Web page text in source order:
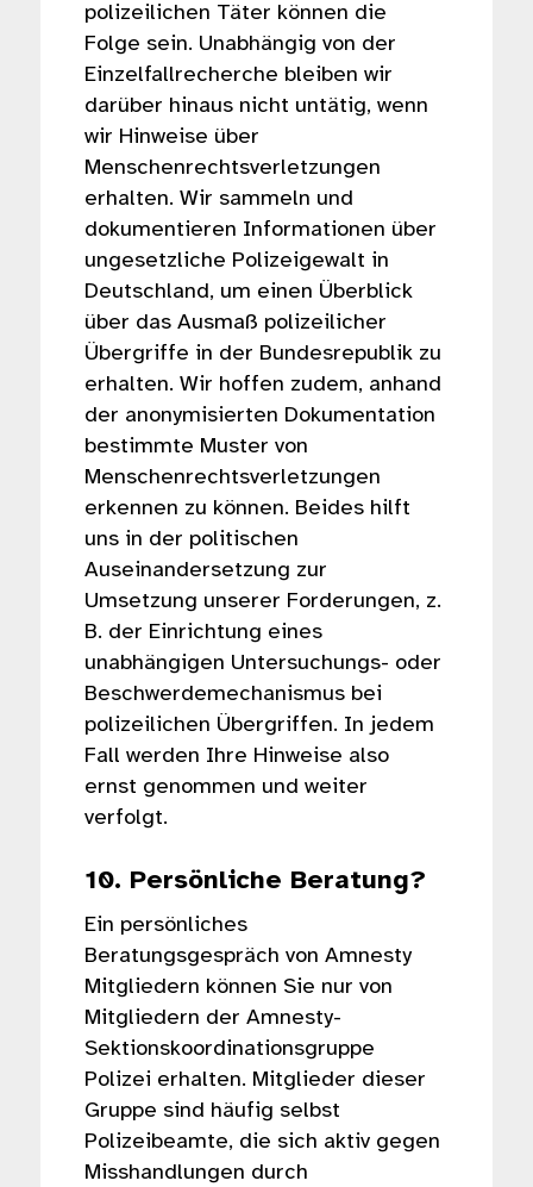
polizeilichen Täter können die
Folge sein. Unabhängig von der
Einzelfallrecherche bleiben wir
darüber hinaus nicht untätig, wenn
wir Hinweise über
Menschenrechtsverletzungen
erhalten. Wir sammeln und
dokumentieren Informationen über
ungesetzliche Polizeigewalt in
Deutschland, um einen Überblick
über das Ausmaß polizeilicher
Übergriffe in der Bundesrepublik zu
erhalten. Wir hoffen zudem, anhand
der anonymisierten Dokumentation
bestimmte Muster von
Menschenrechtsverletzungen
erkennen zu können. Beides hilft
uns in der politischen
Auseinandersetzung zur
Umsetzung unserer Forderungen, z.
B. der Einrichtung eines
unabhängigen Untersuchungs- oder
Beschwerdemechanismus bei
polizeilichen Übergriffen. In jedem
Fall werden Ihre Hinweise also
ernst genommen und weiter
verfolgt.
10. Persönliche Beratung?
Ein persönliches
Beratungsgespräch von Amnesty
Mitgliedern können Sie nur von
Mitgliedern der Amnesty-
Sektionskoordinationsgruppe
Polizei erhalten. Mitglieder dieser
Gruppe sind häufig selbst
Polizeibeamte, die sich aktiv gegen
Misshandlungen durch